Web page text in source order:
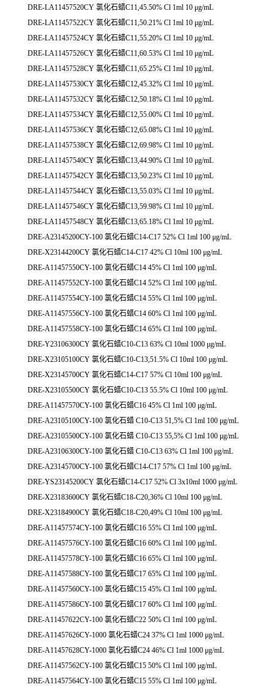
DRE-LA11457520CY 氯化石蜡C11,45.50% Cl 1ml 10 μg/mL
DRE-LA11457522CY 氯化石蜡C11,50.21% Cl 1ml 10 μg/mL
DRE-LA11457524CY 氯化石蜡C11,55.20% Cl 1ml 10 μg/mL
DRE-LA11457526CY 氯化石蜡C11,60.53% Cl 1ml 10 μg/mL
DRE-LA11457528CY 氯化石蜡C11,65.25% Cl 1ml 10 μg/mL
DRE-LA11457530CY 氯化石蜡C12,45.32% Cl 1ml 10 μg/mL
DRE-LA11457532CY 氯化石蜡C12,50.18% Cl 1ml 10 μg/mL
DRE-LA11457534CY 氯化石蜡C12,55.00% Cl 1ml 10 μg/mL
DRE-LA11457536CY 氯化石蜡C12,65.08% Cl 1ml 10 μg/mL
DRE-LA11457538CY 氯化石蜡C12,69.98% Cl 1ml 10 μg/mL
DRE-LA11457540CY 氯化石蜡C13,44.90% Cl 1ml 10 μg/mL
DRE-LA11457542CY 氯化石蜡C13,50.23% Cl 1ml 10 μg/mL
DRE-LA11457544CY 氯化石蜡C13,55.03% Cl 1ml 10 μg/mL
DRE-LA11457546CY 氯化石蜡C13,59.98% Cl 1ml 10 μg/mL
DRE-LA11457548CY 氯化石蜡C13,65.18% Cl 1ml 10 μg/mL
DRE-A23145200CY-100 氯化石蜡C14-C17 52% Cl 1ml 100 μg/mL
DRE-X23144200CY 氯化石蜡C14-C17 42% Cl 10ml 100 μg/mL
DRE-A11457550CY-100 氯化石蜡C14 45% Cl 1ml 100 μg/mL
DRE-A11457552CY-100 氯化石蜡C14 52% Cl 1ml 100 μg/mL
DRE-A11457554CY-100 氯化石蜡C14 55% Cl 1ml 100 μg/mL
DRE-A11457556CY-100 氯化石蜡C14 60% Cl 1ml 100 μg/mL
DRE-A11457558CY-100 氯化石蜡C14 65% Cl 1ml 100 μg/mL
DRE-Y23106300CY 氯化石蜡C10-C13 63% Cl 10ml 1000 μg/mL
DRE-X23105100CY 氯化石蜡C10-C13,51.5% Cl 10ml 100 μg/mL
DRE-X23145700CY 氯化石蜡C14-C17 57% Cl 10ml 100 μg/mL
DRE-X23105500CY 氯化石蜡C10-C13 55.5% Cl 10ml 100 μg/mL
DRE-A11457570CY-100 氯化石蜡C16 45% Cl 1ml 100 μg/mL
DRE-A23105100CY-100 氯化石蜡 C10-C13 51,5% Cl 1ml 100 μg/mL
DRE-A23105500CY-100 氯化石蜡 C10-C13 55,5% Cl 1ml 100 μg/mL
DRE-A23106300CY-100 氯化石蜡 C10-C13 63% Cl 1ml 100 μg/mL
DRE-A23145700CY-100 氯化石蜡C14-C17 57% Cl 1ml 100 μg/mL
DRE-YS23145200CY 氯化石蜡C14-C17 52% Cl 3x10ml 1000 μg/mL
DRE-X23183600CY 氯化石蜡C18-C20,36% Cl 10ml 100 μg/mL
DRE-X23184900CY 氯化石蜡C18-C20,49% Cl 10ml 100 μg/mL
DRE-A11457574CY-100 氯化石蜡C16 55% Cl 1ml 100 μg/mL
DRE-A11457576CY-100 氯化石蜡C16 60% Cl 1ml 100 μg/mL
DRE-A11457578CY-100 氯化石蜡C16 65% Cl 1ml 100 μg/mL
DRE-A11457588CY-100 氯化石蜡C17 65% Cl 1ml 100 μg/mL
DRE-A11457560CY-100 氯化石蜡C15 45% Cl 1ml 100 μg/mL
DRE-A11457586CY-100 氯化石蜡C17 60% Cl 1ml 100 μg/mL
DRE-A11457622CY-100 氯化石蜡C22 50% Cl 1ml 100 μg/mL
DRE-A11457626CY-1000 氯化石蜡C24 37% Cl 1ml 1000 μg/mL
DRE-A11457628CY-1000 氯化石蜡C24 46% Cl 1ml 1000 μg/mL
DRE-A11457562CY-100 氯化石蜡C15 50% Cl 1ml 100 μg/mL
DRE-A11457564CY-100 氯化石蜡C15 55% Cl 1ml 100 μg/mL